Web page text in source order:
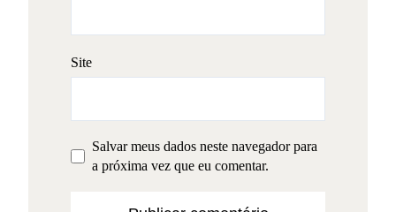
Site
Salvar meus dados neste navegador para
a próxima vez que eu comentar.